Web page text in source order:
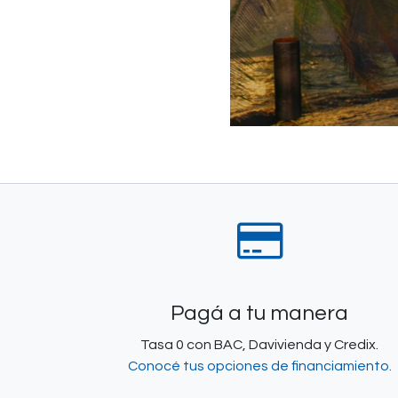
Pagá a tu manera
Tasa 0 con BAC, Davivienda y Credix.
Conocé tus opciones de financiamiento.